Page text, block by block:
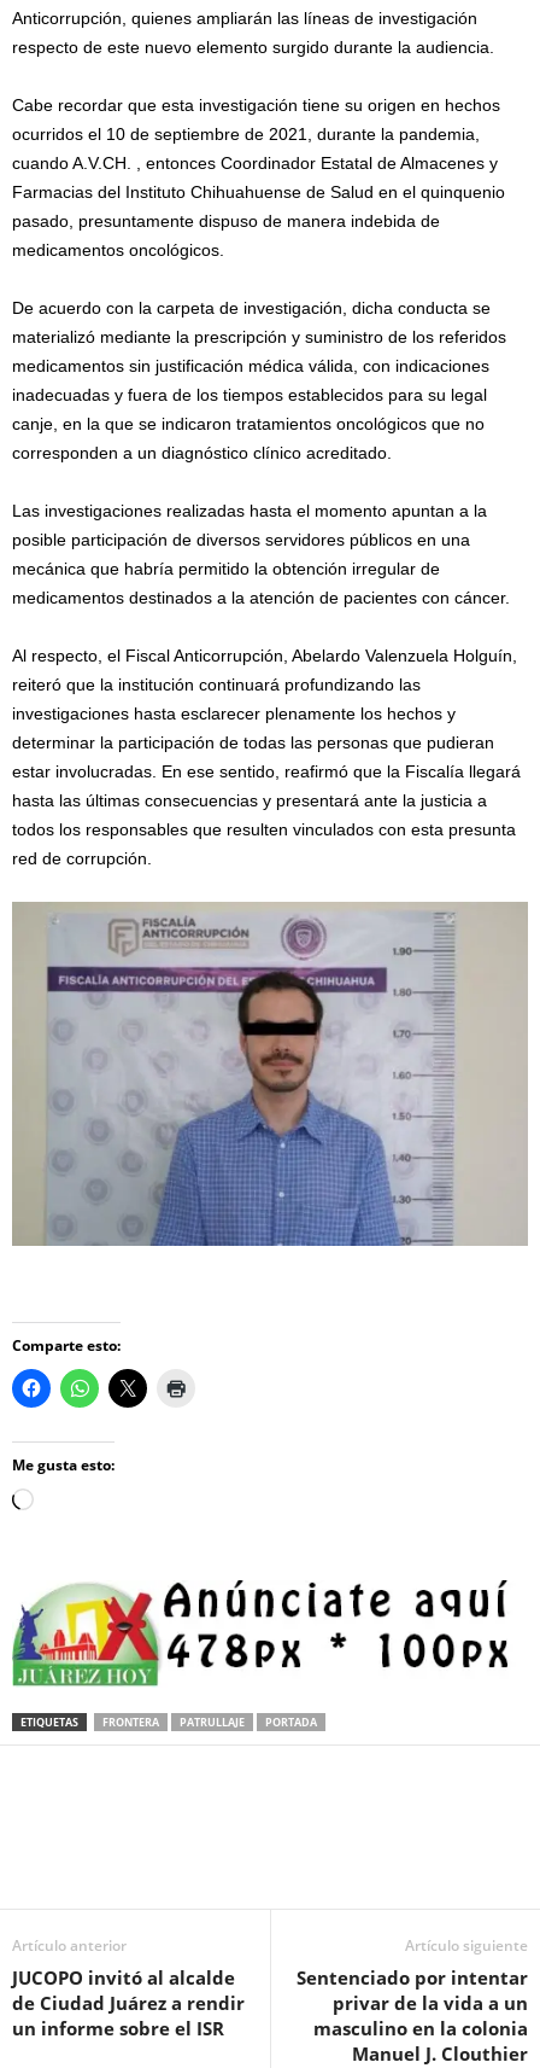
Anticorrupción, quienes ampliarán las líneas de investigación
respecto de este nuevo elemento surgido durante la audiencia.
Cabe recordar que esta investigación tiene su origen en hechos
ocurridos el 10 de septiembre de 2021, durante la pandemia,
cuando A.V.CH. , entonces Coordinador Estatal de Almacenes y
Farmacias del Instituto Chihuahuense de Salud en el quinquenio
pasado, presuntamente dispuso de manera indebida de
medicamentos oncológicos.
De acuerdo con la carpeta de investigación, dicha conducta se
materializó mediante la prescripción y suministro de los referidos
medicamentos sin justificación médica válida, con indicaciones
inadecuadas y fuera de los tiempos establecidos para su legal
canje, en la que se indicaron tratamientos oncológicos que no
corresponden a un diagnóstico clínico acreditado.
Las investigaciones realizadas hasta el momento apuntan a la
posible participación de diversos servidores públicos en una
mecánica que habría permitido la obtención irregular de
medicamentos destinados a la atención de pacientes con cáncer.
Al respecto, el Fiscal Anticorrupción, Abelardo Valenzuela Holguín,
reiteró que la institución continuará profundizando las
investigaciones hasta esclarecer plenamente los hechos y
determinar la participación de todas las personas que pudieran
estar involucradas. En ese sentido, reafirmó que la Fiscalía llegará
hasta las últimas consecuencias y presentará ante la justicia a
todos los responsables que resulten vinculados con esta presunta
red de corrupción.
Comparte esto:
Me gusta esto:
Loading…
ETIQUETAS FRONTERA PATRULLAJE PORTADA
Artículo anterior
JUCOPO invitó al alcalde
de Ciudad Juárez a rendir
un informe sobre el ISR
Artículo siguiente
Sentenciado por intentar
privar de la vida a un
masculino en la colonia
Manuel J. Clouthier